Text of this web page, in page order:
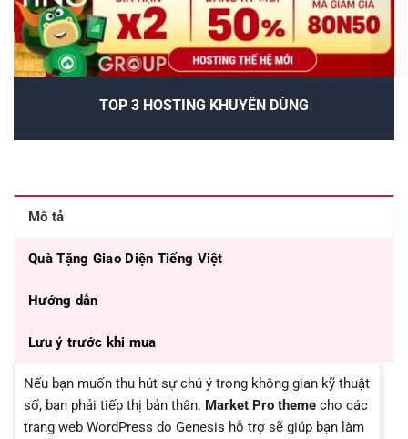
TOP 3 HOSTING KHUYÊN DÙNG
Mô tả
Quà Tặng Giao Diện Tiếng Việt
Hướng dẫn
Lưu ý trước khi mua
Nếu bạn muốn thu hút sự chú ý trong không gian kỹ thuật
số, bạn phải tiếp thị bản thân. Market Pro theme cho các
trang web WordPress do Genesis hỗ trợ sẽ giúp bạn làm